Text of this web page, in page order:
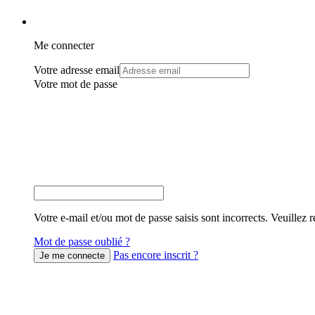
Me connecter
Votre adresse email
Votre mot de passe
Votre e-mail et/ou mot de passe saisis sont incorrects. Veuillez
Mot de passe oublié ?
Pas encore inscrit ?